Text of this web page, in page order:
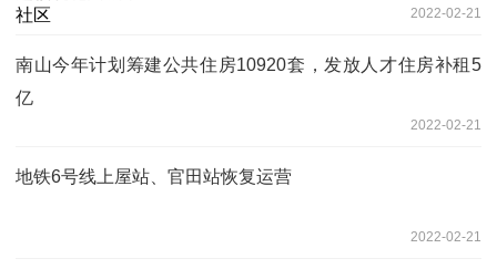
2022-02-21
南山今年计划筹建公共住房10920套，发放人才住房补租5
亿
2022-02-21
地铁6号线上屋站、官田站恢复运营
2022-02-21